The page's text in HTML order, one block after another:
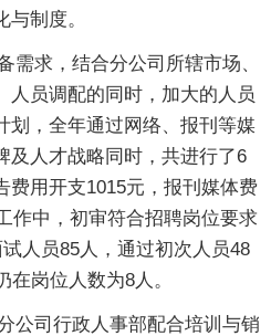
制度。
需求，结合分公司所辖市场、
人员调配的同时，加大的人员
划，全年通过网络、报刊等媒
及人才战略同时，共进行了6
费用开支1015元，报刊媒体费
作中，初审符合招聘岗位要求
人员85人，通过初次人员48
在岗位人数为8人。
公司行政人事部配合培训与销